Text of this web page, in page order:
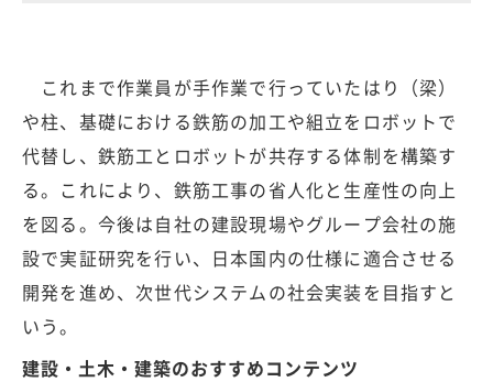
これまで作業員が手作業で行っていたはり（梁）
や柱、基礎における鉄筋の加工や組立をロボットで
代替し、鉄筋工とロボットが共存する体制を構築す
る。これにより、鉄筋工事の省人化と生産性の向上
を図る。今後は自社の建設現場やグループ会社の施
設で実証研究を行い、日本国内の仕様に適合させる
開発を進め、次世代システムの社会実装を目指すと
いう。
建設・土木・建築のおすすめコンテンツ